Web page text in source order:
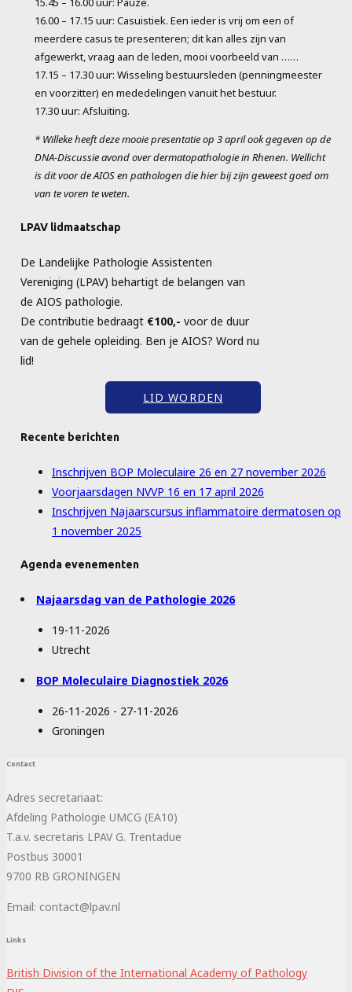
16.00 – 17.15 uur: Casuistiek. Een ieder is vrij om een of
meerdere casus te presenteren; dit kan alles zijn van
afgewerkt, vraag aan de leden, mooi voorbeeld van ……
17.15 – 17.30 uur: Wisseling bestuursleden (penningmeester
en voorzitter) en mededelingen vanuit het bestuur.
17.30 uur: Afsluiting.
* Willeke heeft deze mooie presentatie op 3 april ook gegeven op de
DNA-Discussie avond over dermatopathologie in Rhenen. Wellicht
is dit voor de AIOS en pathologen die hier bij zijn geweest goed om
van te voren te weten.
LPAV lidmaatschap
De Landelijke Pathologie Assistenten
Vereniging (LPAV) behartigt de belangen van
de AIOS pathologie.
De contributie bedraagt €100,- voor de duur
van de gehele opleiding. Ben je AIOS? Word nu
lid!
LID WORDEN
Recente berichten
Inschrijven BOP Moleculaire 26 en 27 november 2026
Voorjaarsdagen NVVP 16 en 17 april 2026
Inschrijven Najaarscursus inflammatoire dermatosen op
1 november 2025
Agenda evenementen
Najaarsdag van de Pathologie 2026
19-11-2026
Utrecht
BOP Moleculaire Diagnostiek 2026
26-11-2026 - 27-11-2026
Groningen
Contact
Adres secretariaat:
Afdeling Pathologie UMCG (EA10)
T.a.v. secretaris LPAV G. Trentadue
Postbus 30001
9700 RB GRONINGEN
Email: contact@lpav.nl
Links
British Division of the International Academy of Pathology